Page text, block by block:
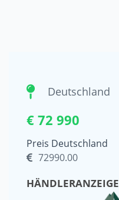
Deutschland
€ 72 990
Preis Deutschland
72990.00
HÄNDLERANZEIGE